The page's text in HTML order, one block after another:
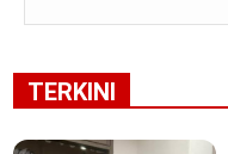
TERKINI